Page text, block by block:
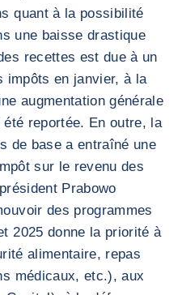
quant à la possibilité
une baisse drastique
recettes est due à un
impôts en janvier, à la
augmentation générale
reportée. En outre, la
de base a entraîné une
sur le revenu des
Prabowo
des programmes
2025 donne la priorité à
alimentaire, repas
médicaux, etc.), aux